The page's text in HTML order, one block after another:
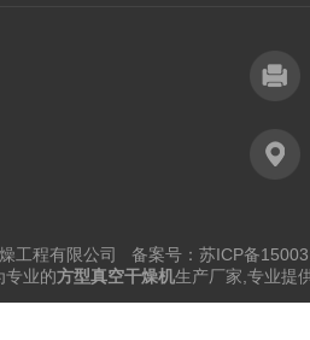
工程有限公司 备案号： 苏ICP备
专业的方型真空干燥机生产厂家,专业提